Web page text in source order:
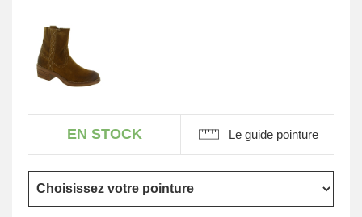
EN STOCK Le guide pointure